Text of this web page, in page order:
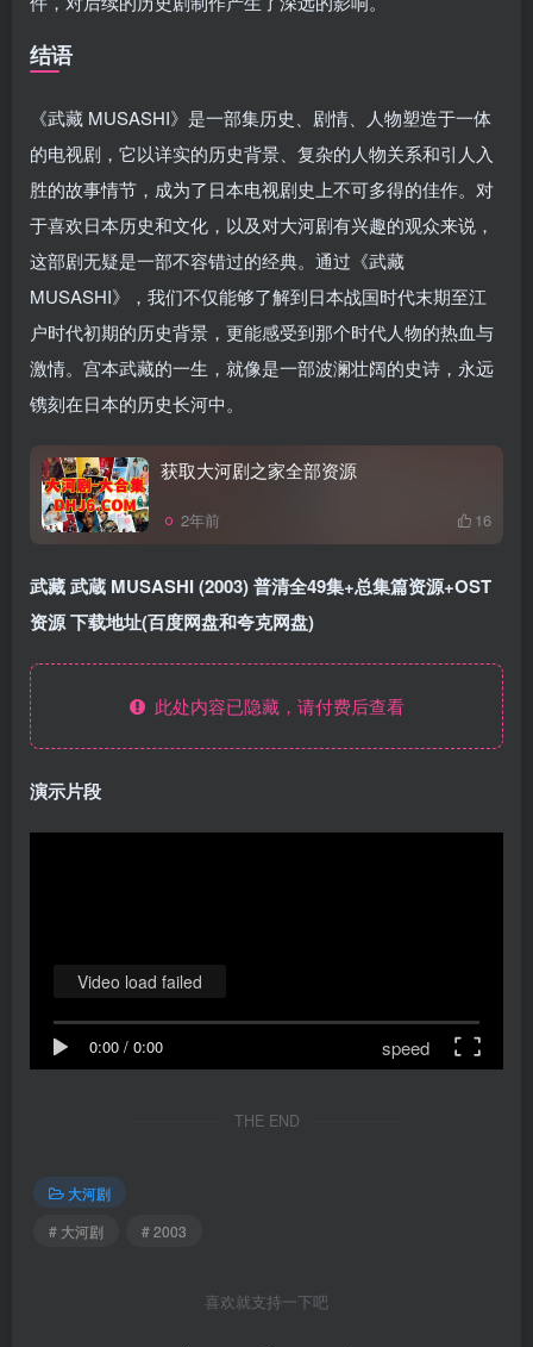
结语
《武藏 MUSASHI》是一部集历史、剧情、人物塑造于一体
的电视剧，它以详实的历史背景、复杂的人物关系和引人入
胜的故事情节，成为了日本电视剧史上不可多得的佳作。对
于喜欢日本历史和文化，以及对大河剧有兴趣的观众来说，
这部剧无疑是一部不容错过的经典。通过《武藏
MUSASHI》，我们不仅能够了解到日本战国时代末期至江
户时代初期的历史背景，更能感受到那个时代人物的热血与
激情。宫本武藏的一生，就像是一部波澜壮阔的史诗，永远
镌刻在日本的历史长河中。
获取大河剧之家全部资源
2年前 16
武藏 武蔵 MUSASHI (2003) 普清全49集+总集篇资源+OST
资源 下载地址(百度网盘和夸克网盘)
此处内容已隐藏，请付费后查看
演示片段
0:00 / 0:00 speed
Video load failed
THE END
大河剧
# 大河剧
# 2003
喜欢就支持一下吧